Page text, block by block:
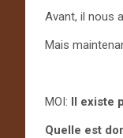
Avant, il nous
Mais
MOI: Il existe
Quelle est